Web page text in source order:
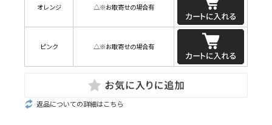
オレンジ △※お取寄せの場合有
ピンク △※お取寄せの場合有
返品についての詳細はこちら